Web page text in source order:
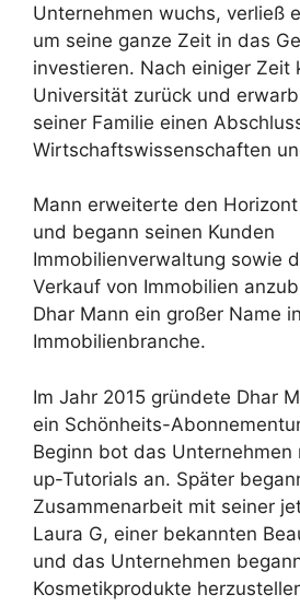
Unternehmen wuchs, verließ
um seine ganze Zeit in das
investieren. Nach einiger Zeit
Universität zurück und
seiner Familie einen
Wirtschaftswissenschaften
Mann erweiterte den
und begann seinen Kunden
Immobilienverwaltung sowie
Verkauf von Immobilien
Dhar Mann ein großer Name
Immobilienbranche.
Im Jahr 2015 gründete Dhar
ein Schönheits-
Beginn bot das
up-Tutorials an. Später
Zusammenarbeit mit seiner
Laura G, einer bekannten
und das Unternehmen
Kosmetikprodukte